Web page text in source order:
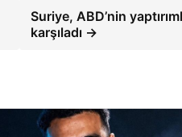
Suriye, ABD’nin
karşıladı →